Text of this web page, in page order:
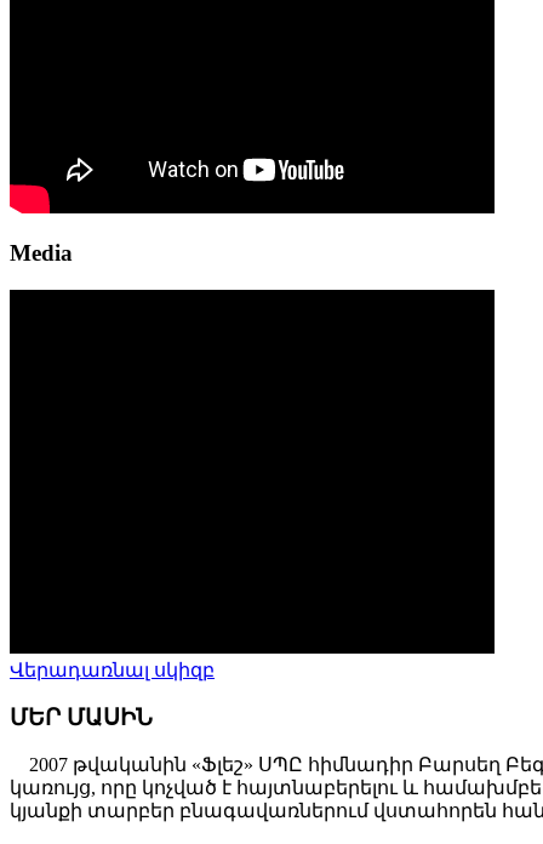
Media
Վերադառնալ սկիզբ
ՄԵՐ ՄԱՍԻՆ
2007 թվականին «Ֆլեշ» ՍՊԸ հիմնադիր Բարսեղ
կառույց, որը կոչված է հայտնաբերելու և
կյանքի տարբեր բնագավառներում վստահորեն